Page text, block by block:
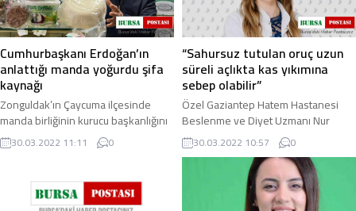
Cumhurbaşkanı Erdoğan’ın
anlattığı manda yoğurdu şifa
kaynağı
Zonguldak’ın Çaycuma ilçesinde
manda birliğinin kurucu başkanlığını
yapan Şenol Çakar, manda
yoğurdunun önemini anlatan
30.03.2022 11:11 0
“Sahursuz tutulan oruç uzun
süreli açlıkta kas yıkımına
sebep olabilir”
Özel Gaziantep Hatem Hastanesi
Beslenme ve Diyet Uzmanı Nur
Seda Güler, Ramazan ayında uzun
süre aç kalınacağını hatırlatarak,
sahur ve iftarda ...
30.03.2022 10:57 0